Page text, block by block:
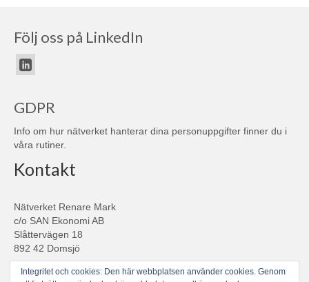
Följ oss på LinkedIn
GDPR
Info om hur nätverket hanterar dina personuppgifter finner du i
våra rutiner.
Kontakt
Nätverket Renare Mark
c/o SAN Ekonomi AB
Slåttervägen 18
892 42 Domsjö
Search
Integritet och cookies: Den här webbplatsen använder cookies. Genom